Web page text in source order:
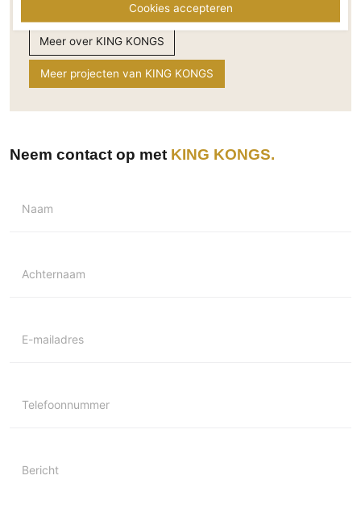
Stucwerk
Spuitwerk
Technologie
Audio/Video
Domotica
Fitnessapparatuur
Overig
Binnenzwembaden
Meer over KING KONGS
Meer projecten van KING KONGS
Neem contact op met KING KONGS
Naam
Achternaam
E-mailadres
Telefoonnummer
Bericht
Cookies accepteren